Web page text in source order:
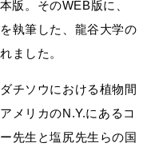
版。そのWEB版に、
執筆した、龍谷大学の
ました。
チソウにおける植物間
メリカのN.Y.にあるコ
先生と塩尻先生らの国